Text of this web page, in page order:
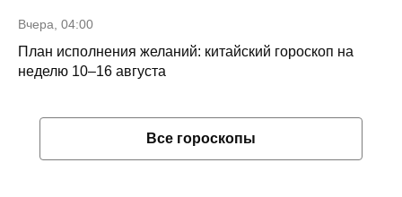
Вчера, 04:00
План исполнения желаний: китайский гороскоп на
неделю 10–16 августа
Все гороскопы